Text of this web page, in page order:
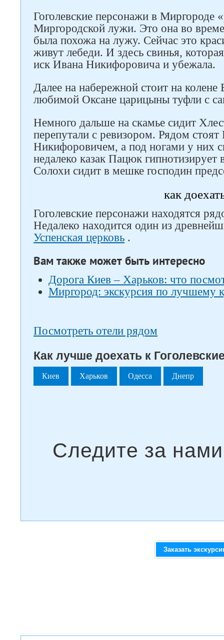
Гоголевские персонажи в Миргороде
Миргородской лужи. Это она во
была похожа на лужу. Сейчас это
живут лебеди. И здесь свинья,
иск Ивана Никифоровича и убежала.
Далее на набережной стоит на колене
любимой Оксане царицыны туфли с
Немного дальше на скамье сидит
перепутали с ревизором. Рядом
Никифоровичем, а под ногами у них
недалеко казак Пацюк
Солохи сидит в мешке господин
как
Гоголевские персонажи находятся
Недалеко находится один из
Успенская церковь .
Вам также может быть интересно
Дорога Киев – Харьков: что
Миргород: экскурсия по лучшему
Посмотреть отели рядом
Как лучше доехать к
Киев Харьков Одесса Днепр
Заказать